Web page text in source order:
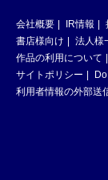
会社概要 IR情報
書店様向け
法人様
作品の利用について
サイトポリシー
利用者情報の外部送